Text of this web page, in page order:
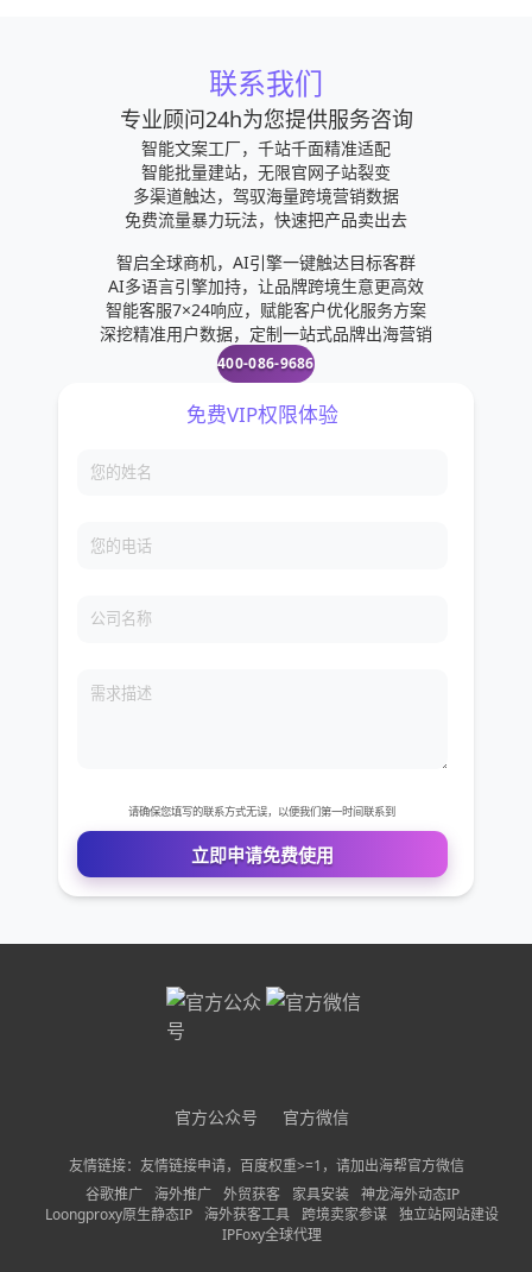
联系我们
专业顾问24h为您提供服务咨询
智能文案工厂，千站千面精准适配
智能批量建站，无限官网子站裂变
多渠道触达，驾驭海量跨境营销数据
免费流量暴力玩法，快速把产品卖出去
智启全球商机，AI引擎一键触达目标客群
AI多语言引擎加持，让品牌跨境生意更高效
智能客服7×24响应，赋能客户优化服务方案
深挖精准用户数据，定制一站式品牌出海营销
400-086-9686
您的电话
公司名称
请确保您填写的联系方式无误，以便我们第一时间联系到
立即申请免费使用
官方公众号 官方微信
友情链接：友情链接申请，百度权重>=1，请加出海帮官方微信
谷歌推广
海外推广 外贸获客 家具安装
神龙海外动态IP
Loongproxy原生静态IP 海外获客工具 跨境卖家参谋 独立站网站建设
IPFoxy全球代理